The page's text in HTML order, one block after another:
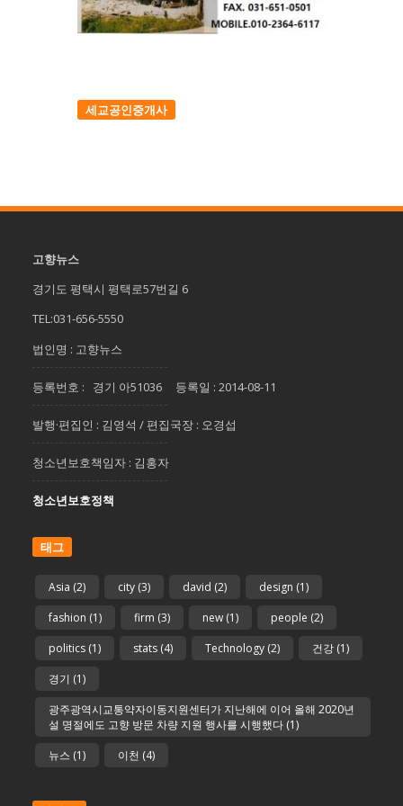
세교공인중개사
고향뉴스
경기도 평택시 평택로57번길 6
TEL:031-656-5550
법인명 : 고향뉴스
등록번호 : 경기 아51036 등록일 : 2014-08-11
발행·편집인 : 김영석 / 편집국장 : 오경섭
청소년보호책임자 : 김홍자
청소년보호정책
태그
Asia (2) city (3) david (2) design (1)
fashion (1) firm (3) new (1) people (2)
politics (1) stats (4) Technology (2) 건강 (1)
경기 (1)
광주광역시교통약자이동지원센터가 지난해에 이어 올해 2020년
설 명절에도 고향 방문 차량 지원 행사를 시행했다 (1)
뉴스 (1) 이천 (4)